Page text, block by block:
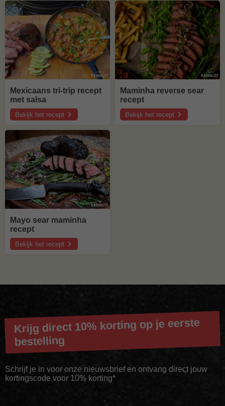
Mexicaans tri-trip recept
met salsa
Bekijk het recept
over
Mexicaans
tri-
recept
met
salsa
Maminha reverse sear
recept
Bekijk het recept
over
Maminha
Mayo sear maminha
recept
Bekijk het recept
over
Mayo
Krijg direct 10% korting op je eerste
bestelling
Schrijf je in voor onze nieuwsbrief en ontvang direct jouw
kortingscode voor 10% korting*